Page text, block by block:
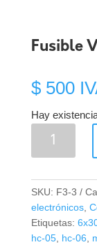
Fusible
$500
Hay
Fusible
10A
cantidad
SKU: F3-3
electrónicos,
Etiquetas:
hc-05, hc-06